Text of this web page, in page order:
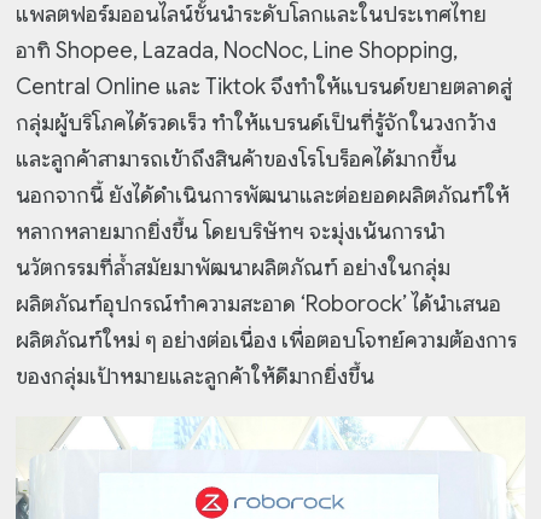
แพลตฟอร์มออนไลน์ชั้นนำระดับโลกและในประเทศไทย
อาทิ Shopee, Lazada, NocNoc, Line Shopping,
Central Online และ Tiktok จึงทำให้แบรนด์ขยายตลาดสู่
กลุ่มผู้บริโภคได้รวดเร็ว ทำให้แบรนด์เป็นที่รู้จักในวงกว้าง
และลูกค้าสามารถเข้าถึงสินค้าของโรโบร็อคได้มากขึ้น
นอกจากนี้ ยังได้ดำเนินการพัฒนาและต่อยอดผลิตภัณฑ์ให้
หลากหลายมากยิ่งขึ้น โดยบริษัทฯ จะมุ่งเน้นการนำ
นวัตกรรมที่ล้ำสมัยมาพัฒนาผลิตภัณฑ์ อย่างในกลุ่ม
ผลิตภัณฑ์อุปกรณ์ทำความสะอาด ‘Roborock’ ได้นำเสนอ
ผลิตภัณฑ์ใหม่ ๆ อย่างต่อเนื่อง เพื่อตอบโจทย์ความต้องการ
ของกลุ่มเป้าหมายและลูกค้าให้ดีมากยิ่งขึ้น